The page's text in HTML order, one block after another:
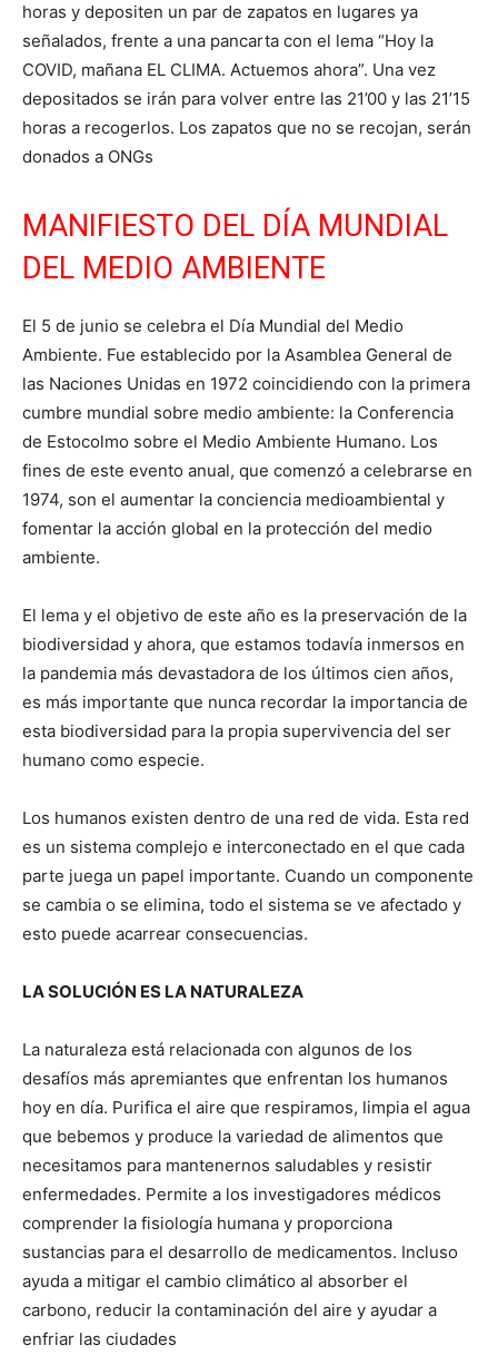
horas y depositen un par de zapatos en lugares ya
señalados, frente a una pancarta con el lema “Hoy la
COVID, mañana EL CLIMA. Actuemos ahora”. Una vez
depositados se irán para volver entre las 21’00 y las 21’15
horas a recogerlos. Los zapatos que no se recojan, serán
donados a ONGs
MANIFIESTO DEL DÍA MUNDIAL
DEL MEDIO AMBIENTE
El 5 de junio se celebra el Día Mundial del Medio
Ambiente. Fue establecido por la Asamblea General de
las Naciones Unidas en 1972 coincidiendo con la primera
cumbre mundial sobre medio ambiente: la Conferencia
de Estocolmo sobre el Medio Ambiente Humano. Los
fines de este evento anual, que comenzó a celebrarse en
1974, son el aumentar la conciencia medioambiental y
fomentar la acción global en la protección del medio
ambiente.
El lema y el objetivo de este año es la preservación de la
biodiversidad y ahora, que estamos todavía inmersos en
la pandemia más devastadora de los últimos cien años,
es más importante que nunca recordar la importancia de
esta biodiversidad para la propia supervivencia del ser
humano como especie.
Los humanos existen dentro de una red de vida. Esta red
es un sistema complejo e interconectado en el que cada
parte juega un papel importante. Cuando un componente
se cambia o se elimina, todo el sistema se ve afectado y
esto puede acarrear consecuencias.
LA SOLUCIÓN ES LA NATURALEZA
La naturaleza está relacionada con algunos de los
desafíos más apremiantes que enfrentan los humanos
hoy en día. Purifica el aire que respiramos, limpia el agua
que bebemos y produce la variedad de alimentos que
necesitamos para mantenernos saludables y resistir
enfermedades. Permite a los investigadores médicos
comprender la fisiología humana y proporciona
sustancias para el desarrollo de medicamentos. Incluso
ayuda a mitigar el cambio climático al absorber el
carbono, reducir la contaminación del aire y ayudar a
enfriar las ciudades